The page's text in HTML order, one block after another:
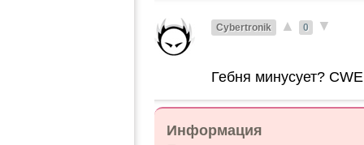
Cybertronik ▲ 0 ▼
Гебня минусует?
Информация